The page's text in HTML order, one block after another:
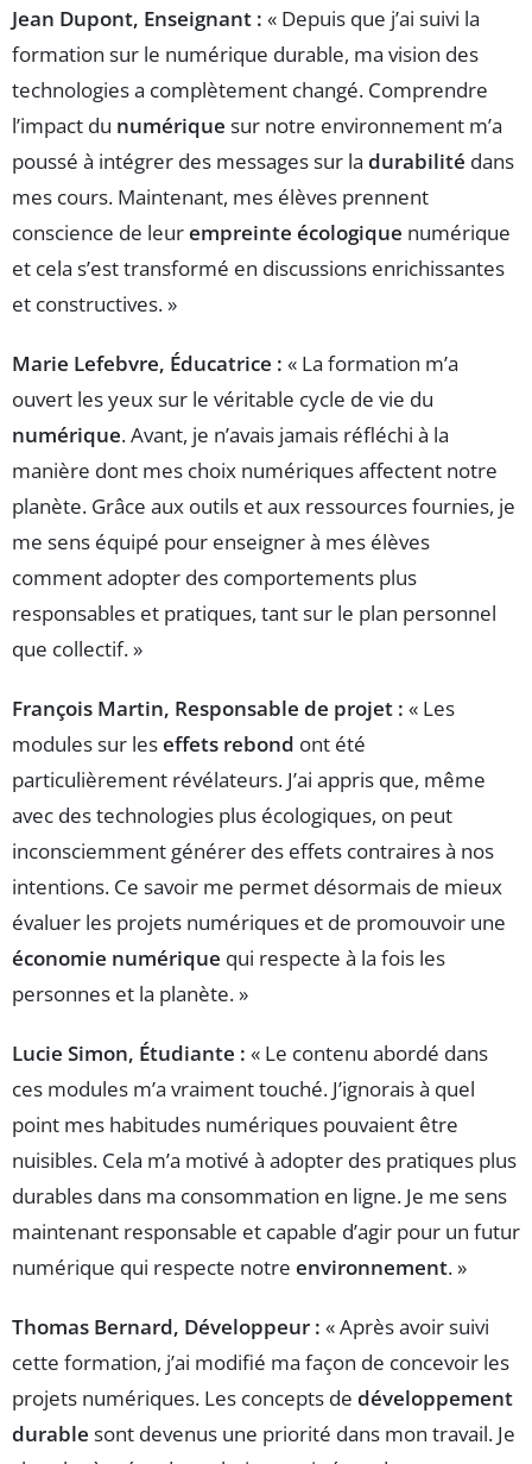
Jean Dupont, Enseignant : « Depuis que j’ai suivi la
formation sur le numérique durable, ma vision des
technologies a complètement changé. Comprendre
l’impact du numérique sur notre environnement m’a
poussé à intégrer des messages sur la durabilité dans
mes cours. Maintenant, mes élèves prennent
conscience de leurempreinte écologique numérique
et cela s’est transformé en discussions enrichissantes
et constructives. »
Marie Lefebvre, Éducatrice : « La formation m’a
ouvert les yeux sur le véritable cycle de vie du
numérique. Avant, je n’avais jamais réfléchi à la
manière dont mes choix numériques affectent notre
planète. Grâce aux outils et aux ressources fournies, je
me sens équipé pour enseigner à mes élèves
comment adopter des comportements plus
responsables et pratiques, tant sur le plan personnel
que collectif. »
François Martin, Responsable de projet : « Les
modules sur leseffets rebond ont été
particulièrement révélateurs. J’ai appris que, même
avec des technologies plus écologiques, on peut
inconsciemment générer des effets contraires à nos
intentions. Ce savoir me permet désormais de mieux
évaluer les projets numériques et de promouvoir une
économie numérique qui respecte à la fois les
personnes et la planète. »
Lucie Simon, Étudiante : « Le contenu abordé dans
ces modules m’a vraiment touché. J’ignorais à quel
point mes habitudes numériques pouvaient être
nuisibles. Cela m’a motivé à adopter des pratiques plus
durables dans ma consommation en ligne. Je me sens
maintenant responsable et capable d’agir pour un futur
numérique qui respecte notre environnement. »
Thomas Bernard, Développeur : « Après avoir suivi
cette formation, j’ai modifié ma façon de concevoir les
projets numériques. Les concepts de développement
durable sont devenus une priorité dans mon travail. Je